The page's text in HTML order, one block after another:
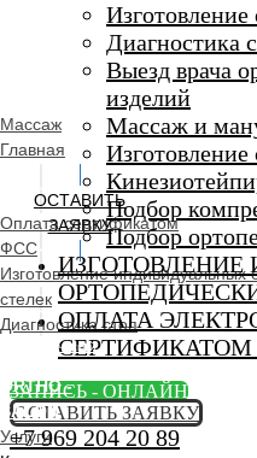
салон
Изготовление
Диагностика
Выезд врача
изделий
Массаж и
Изготовление
Подбор
Подбор
ОПЛАТА
ЗАПИСЬ - ОНЛАЙН
ОСТАВИТЬ ЗАЯВКУ
+7 969 204 20 89
Массаж
Главная
ОСТАВИТЬ
ЗАЯВКУ
Оплата сертификатом
ФСС
Изготовление индивидуальных
стелек
Диагностика стоп
Ортопедический
ORTHO -
SALON
Услуги